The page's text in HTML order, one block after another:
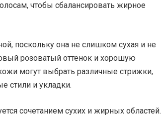
чтобы сбалансировать жирное
поскольку она не слишком сухая и не
розоватый оттенок и хорошую
могут выбрать различные стрижки,
стили и укладки.
сочетанием сухих и жирных областей.